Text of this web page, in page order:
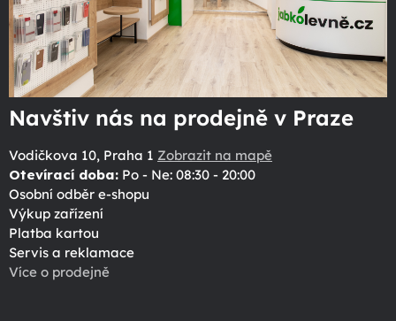
Navštiv nás na prodejně v Praze
Vodičkova 10, Praha 1 Zobrazit na mapě
Otevírací doba: Po - Ne: 08:30 - 20:00
Osobní odběr e-shopu
Výkup zařízení
Platba kartou
Servis a reklamace
Více o prodejně